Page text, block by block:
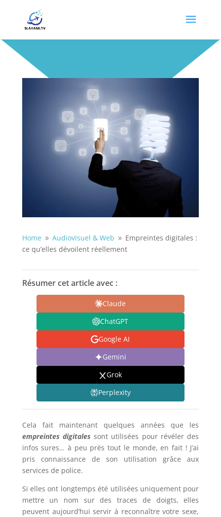
Home 9 Audiovisuel & Web 9 Empreintes digitales :
ce qu’elles dévoilent réellement
Résumer cet article avec :
Claude
ChatGPT
Google AI
Gemini
Grok
Perplexity
Cela fait maintenant quelques années que les
empreintes digitales sont utilisées pour révéler des
infos sures… à peu près tout le monde, en fait ! J’ai
pris connaissance de son utilisation grâce aux
services de police.
Si elles ont longtemps été utilisées uniquement pour
mettre un nom sur des traces de doigts, elles
peuvent aujourd’hui servir à reconnaître votre sexe,